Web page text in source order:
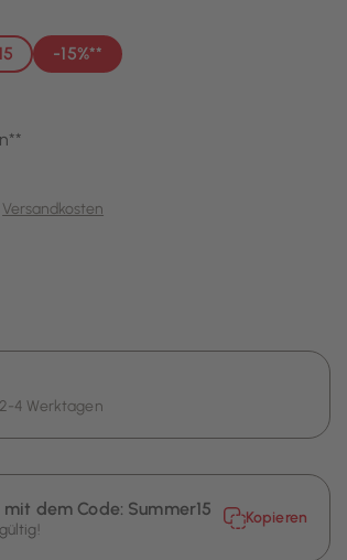
-15%**
Versandkosten
4 Werktagen
mit dem Code: Summer15
gültig!
Kopieren